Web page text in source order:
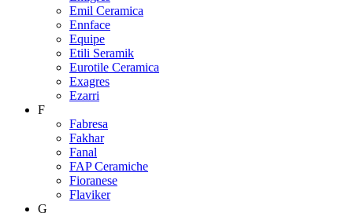
Emil Ceramica
Ennface
Equipe
Etili Seramik
Eurotile Ceramica
Exagres
Ezarri
F
Fabresa
Fakhar
Fanal
FAP Ceramiche
Fioranese
Flaviker
G